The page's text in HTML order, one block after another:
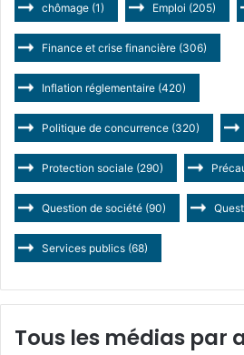
chômage (1) Emploi (205)
Finance et crise financière (306)
Inflation réglementaire (420)
Politique de concurrence (320)
Protection sociale (290)
Question de société (90)
Services publics (68)
Tous les médias par